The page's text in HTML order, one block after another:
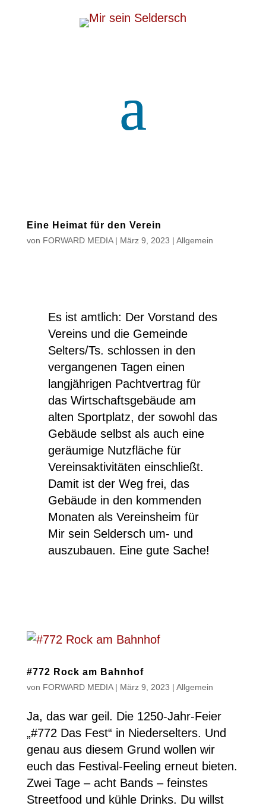
Eine Heimat für den Verein
von FORWARD MEDIA| März 9, 2023 | Allgemein
Es ist amtlich: Der Vorstand des
Vereins und die Gemeinde
Selters/Ts. schlossen in den
vergangenen Tagen einen
langjährigen Pachtvertrag für
das Wirtschaftsgebäude am
alten Sportplatz, der sowohl das
Gebäude selbst als auch eine
geräumige Nutzfläche für
Vereinsaktivitäten einschließt.
Damit ist der Weg frei, das
Gebäude in den kommenden
Monaten als Vereinsheim für
Mir sein Seldersch um- und
auszubauen. Eine gute Sache!
#772 Rock am Bahnhof
von FORWARD MEDIA| März 9, 2023 | Allgemein
Ja, das war geil. Die 1250-Jahr-Feier
„#772 Das Fest“ in Niederselters. Und
genau aus diesem Grund wollen wir
euch das Festival-Feeling erneut bieten.
Zwei Tage – acht Bands – feinstes
Streetfood und kühle Drinks. Du willst